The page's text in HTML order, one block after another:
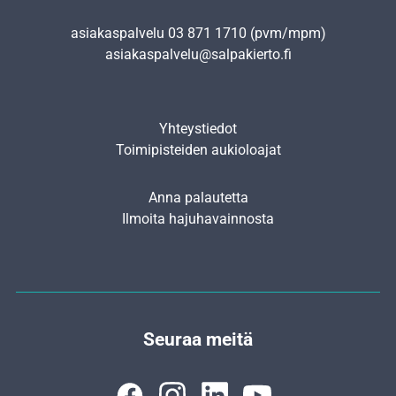
asiakaspalvelu 03 871 1710 (pvm/mpm)
asiakaspalvelu@salpakierto.fi
Yhteystiedot
Toimipisteiden aukioloajat
Anna palautetta
Ilmoita hajuhavainnosta
Seuraa meitä